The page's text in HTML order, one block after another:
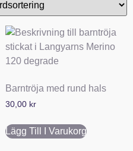
Barntröja med rund hals
30,00 kr
Lägg Till I Varukorg